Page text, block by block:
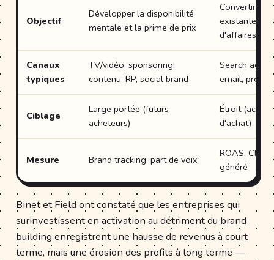
Objectif
Développer la disponibilité
mentale et la prime de prix
Convertir la
existante en
d'affaires
Canaux
typiques
TV/vidéo, sponsoring,
contenu, RP, social brand
Search ads,
email,
Ciblage
Large portée (futurs
acheteurs)
Étroit
d'achat)
Mesure Brand tracking, part de voix
ROAS, CPA,
généré
Binet et Field ont constaté que les entreprises qui
surinvestissent en activation au détriment du brand
building enregistrent une hausse de revenus à court
terme, mais une érosion des profits à long terme —